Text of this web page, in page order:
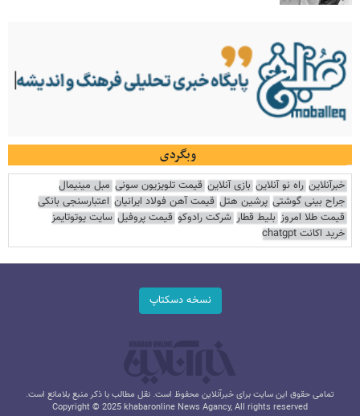
وبگردی
خبرآنلاین راه نو آنلاین بازی آنلاین قیمت تلویزیون سونی مبل مینیمال
جراح بینی گوشتی پرشین هتل قیمت آهن فولاد ایرانیان اعتبارسنجی بانکی
قیمت طلا امروز بلیط قطار شرکت رادوکو قیمت پروفیل سایت یوتوتایمز
خرید اکانت chatgpt
نسخه دسکتاپ
تمامی حقوق این سایت برای خبرآنلاین محفوظ است. نقل مطالب با ذکر منبع بلامانع است.
Copyright © 2025 khabaronline News Agancy, All rights reserved